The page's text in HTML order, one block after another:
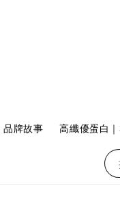
品牌故事 高纖優蛋白